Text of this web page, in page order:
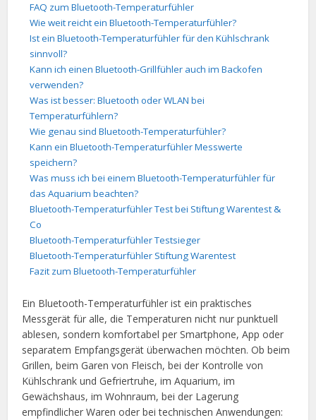
FAQ zum Bluetooth-Temperaturfühler
Wie weit reicht ein Bluetooth-Temperaturfühler?
Ist ein Bluetooth-Temperaturfühler für den Kühlschrank
sinnvoll?
Kann ich einen Bluetooth-Grillfühler auch im Backofen
verwenden?
Was ist besser: Bluetooth oder WLAN bei
Temperaturfühlern?
Wie genau sind Bluetooth-Temperaturfühler?
Kann ein Bluetooth-Temperaturfühler Messwerte
speichern?
Was muss ich bei einem Bluetooth-Temperaturfühler für
das Aquarium beachten?
Bluetooth-Temperaturfühler Test bei Stiftung Warentest &
Co
Bluetooth-Temperaturfühler Testsieger
Bluetooth-Temperaturfühler Stiftung Warentest
Fazit zum Bluetooth-Temperaturfühler
Ein Bluetooth-Temperaturfühler ist ein praktisches
Messgerät für alle, die Temperaturen nicht nur punktuell
ablesen, sondern komfortabel per Smartphone, App oder
separatem Empfangsgerät überwachen möchten. Ob beim
Grillen, beim Garen von Fleisch, bei der Kontrolle von
Kühlschrank und Gefriertruhe, im Aquarium, im
Gewächshaus, im Wohnraum, bei der Lagerung
empfindlicher Waren oder bei technischen Anwendungen: